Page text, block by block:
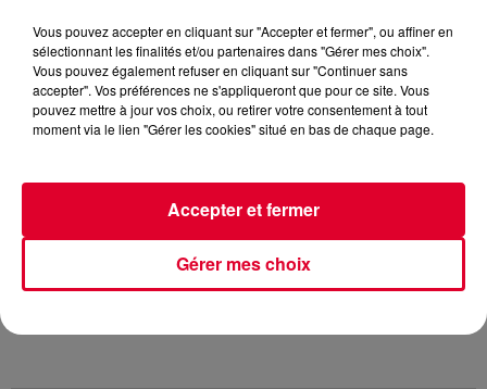
Vous pouvez accepter en cliquant sur "Accepter et fermer", ou affiner en
sélectionnant les finalités et/ou partenaires dans "Gérer mes choix".
Vous pouvez également refuser en cliquant sur "Continuer sans
accepter". Vos préférences ne s'appliqueront que pour ce site. Vous
pouvez mettre à jour vos choix, ou retirer votre consentement à tout
moment via le lien "Gérer les cookies" situé en bas de chaque page.
Gérer mes choix
Accepter et fermer